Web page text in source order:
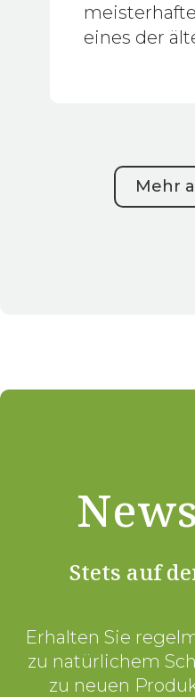
eines der
Mehr
Stets auf
Erhalten Sie
zu natürlichem
zu neuen